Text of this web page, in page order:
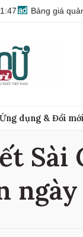
Bảng giá
Ứng dụng & Đổi
Sài